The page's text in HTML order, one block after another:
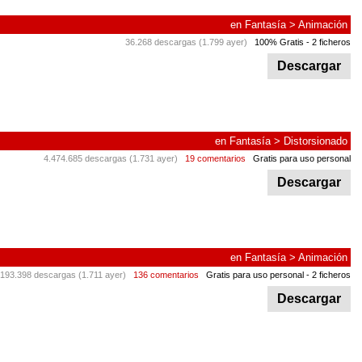
en Fantasía> Animación
36.268 descargas (1.799 ayer) 100% Gratis - 2 ficheros
Descargar
en Fantasía> Distorsionado
4.474.685 descargas (1.731 ayer) 19 comentarios Gratis para uso personal
Descargar
en Fantasía> Animación
descargas (1.711 ayer) 136 comentarios Gratis para uso personal - 2 ficheros
Descargar